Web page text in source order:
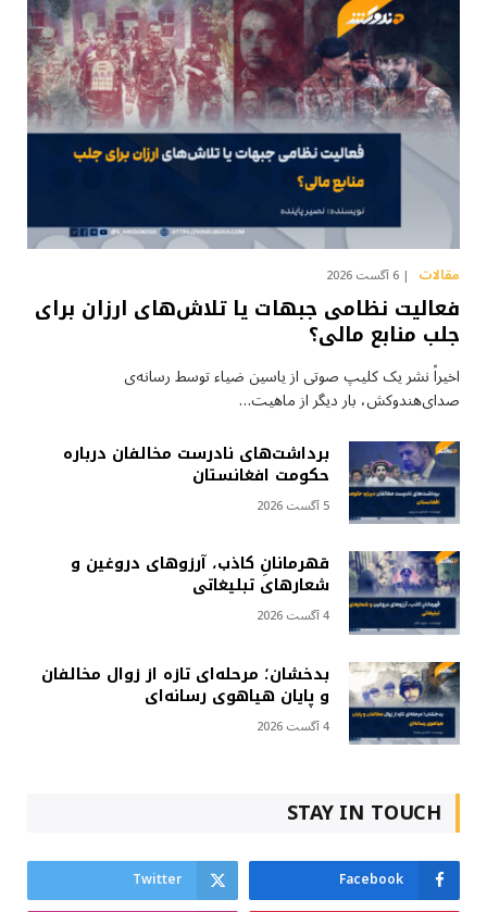
مقالات 6 آگست 2026
فعالیت نظامی جبهات یا تلاش‌های ارزان برای
جلب منابع مالی؟
اخیراً نشر یک کلیپ صوتی از یاسین ضیاء توسط رسانه‌ی
صدای‌هندوکش، بار دیگر از ماهیت…
برداشت‌های نادرست مخالفان درباره
حکومت افغانستان
5 آگست 2026
قهرمانانِ کاذب، آرزوهای دروغین و
شعارهای تبلیغاتی
4 آگست 2026
بدخشان؛ مرحله‌ای تازه از زوال مخالفان
و پایان هیاهوی رسانه‌ای
4 آگست 2026
STAY IN TOUCH
Facebook
Twitter